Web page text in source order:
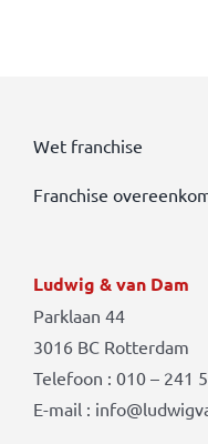
Wet franchise
Franchise
Ludwig & van Dam
Parklaan 44
3016 BC Rotterdam
Telefoon : 010 – 241
E-mail :